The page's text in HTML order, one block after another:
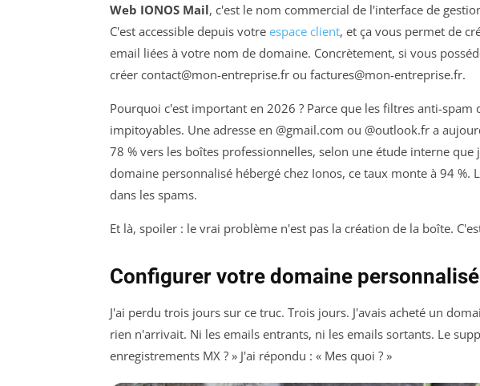
Web IONOS Mail, c'est le nom commercial de l'interface de
C'est accessible depuis votre espace client, et ça vous permet de
email liées à votre nom de domaine. Concrètement, si vous
créer contact@mon-entreprise.fr ou factures@mon-entreprise.fr.
Pourquoi c'est important en 2026 ? Parce que les filtres anti-
impitoyables. Une adresse en @gmail.com ou @outlook.fr a
78 % vers les boîtes professionnelles, selon une étude interne
domaine personnalisé hébergé chez Ionos, ce taux monte à 94 %.
dans les spams.
Et là, spoiler : le vrai problème n'est pas la création de la boîte.
Configurer votre domaine personnalisé
J'ai perdu trois jours sur ce truc. Trois jours. J'avais acheté un
rien n'arrivait. Ni les emails entrants, ni les emails sortants. Le
enregistrements MX ? » J'ai répondu : « Mes quoi ? »